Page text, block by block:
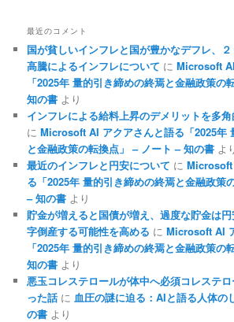
最近のコメント
国が貧しいインフレと国が豊かなデフレ、
高騰によるインフレについて にMicrosoft
「2025年 量的引き締めの終焉と金融政策の
知の書 より
インフレによる給料上昇のデメリットを多
にMicrosoft AI アクアさんと語る「2025年
と金融政策の転換点」 – ノート – 知の書 よ
最近のインフレと円安について にMicrosoft
る「2025年 量的引き締めの終焉と金融政策
– 知の書 より
貯金が増えると国債が増え、過度な貯金は
字倒産する可能性を高める にMicrosoft AI
「2025年 量的引き締めの終焉と金融政策の
知の書 より
悪玉コレステロールが体中へ必須コレステ
った話 に 血圧の謎に迫る：AIと語る人体の
の書 より